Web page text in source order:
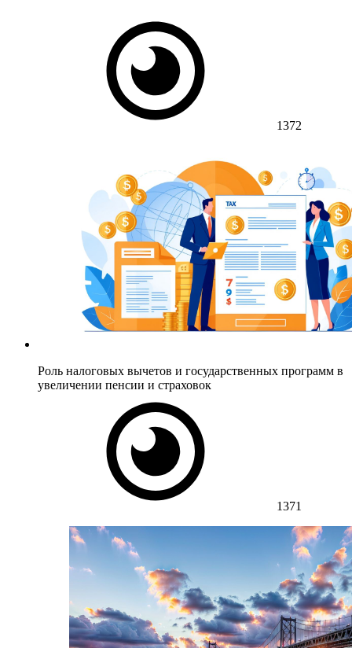
1372
Роль налоговых вычетов и государственных программ в
увеличении пенсии и страховок
1371